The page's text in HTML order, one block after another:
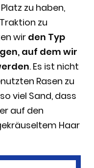
zu haben,
zu
wir den Typ
auf dem wir
. Es ist nicht
Rasen zu
viel Sand, dass
auf den
Haar